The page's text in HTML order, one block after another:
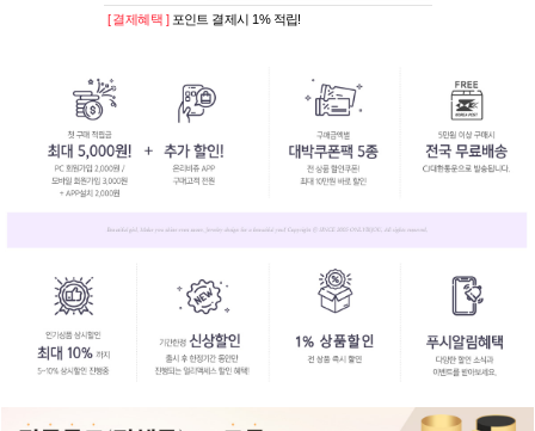
[ 결제혜택 ] 포인트 결제시 1% 적립!